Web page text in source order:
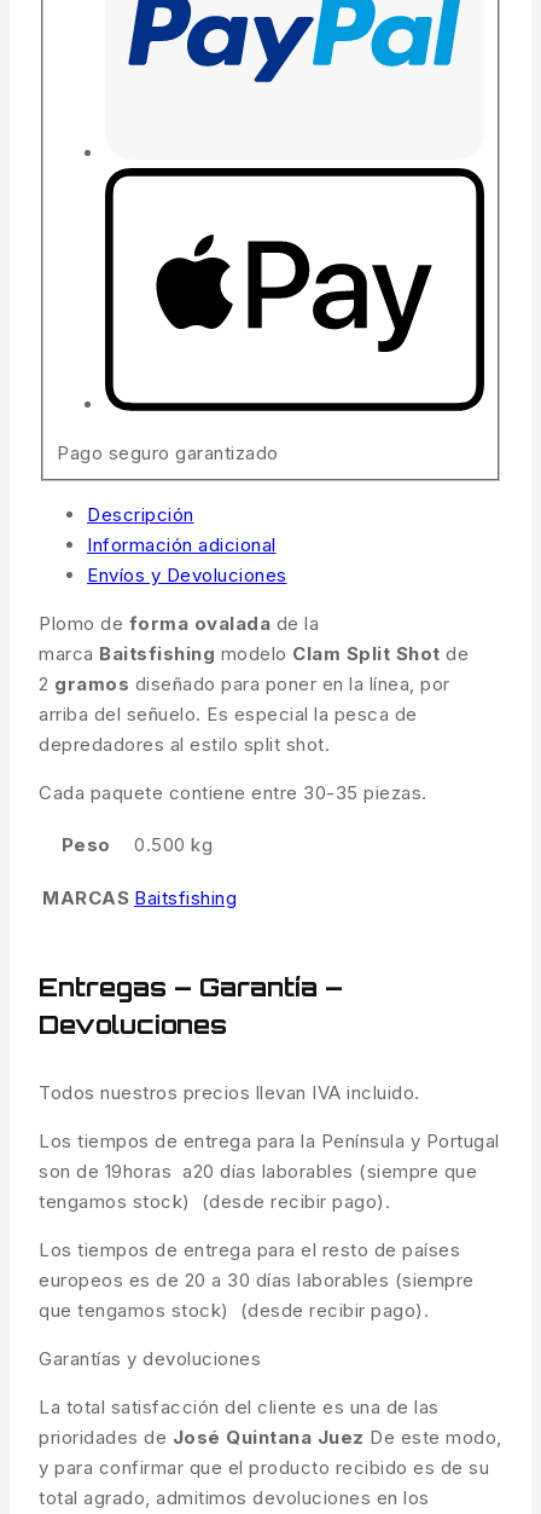
Pago seguro garantizado
Descripción
Información adicional
Envíos y Devoluciones
Plomo de forma ovalada de la
marca Baitsfishing modelo Clam Split Shot de
2 gramos diseñado para poner en la línea, por
arriba del señuelo. Es especial la pesca de
depredadores al estilo split shot.
Cada paquete contiene entre 30-35 piezas.
Peso 0.500 kg
MARCAS Baitsfishing
Entregas – Garantía –
Devoluciones
Todos nuestros precios llevan IVA incluido.
Los tiempos de entrega para la Península y Portugal
son de 19horas a20 días laborables (siempre que
tengamos stock) (desde recibir pago).
Los tiempos de entrega para el resto de países
europeos es de 20 a 30 días laborables (siempre
que tengamos stock) (desde recibir pago).
Garantías y devoluciones
La total satisfacción del cliente es una de las
prioridades de José Quintana Juez De este modo,
y para confirmar que el producto recibido es de su
total agrado, admitimos devoluciones en los